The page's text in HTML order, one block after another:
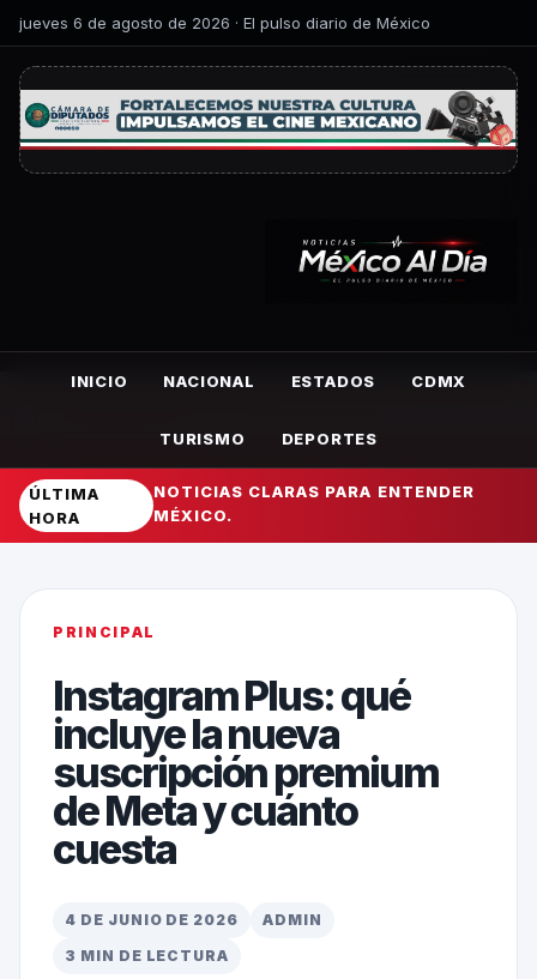
jueves 6 de agosto de 2026 · El pulso diario de México
INICIO NACIONAL ESTADOS CDMX
TURISMO DEPORTES
ÚLTIMA
HORA
NOTICIAS CLARAS PARA ENTENDER
MÉXICO.
PRINCIPAL
Instagram Plus: qué
incluye la nueva
suscripción premium
de Meta y cuánto
cuesta
4 DE JUNIO DE 2026
ADMIN
3 MIN DE LECTURA